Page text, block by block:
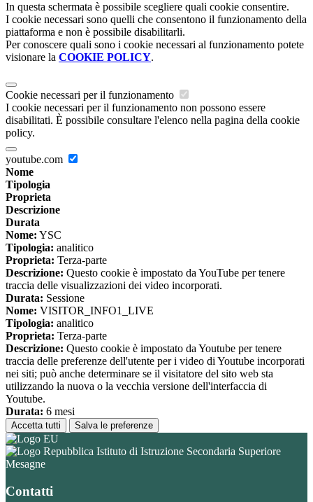
In questa schermata è possibile scegliere quali cookie consentire.
I cookie necessari sono quelli che consentono il funzionamento della
piattaforma e non è possibile disabilitarli.
Per conoscere quali sono i cookie necessari al funzionamento potete
visionare la COOKIE POLICY.
Cookie necessari per il funzionamento
I cookie necessari per il funzionamento non possono essere
disabilitati. È possibile consultare l'elenco nella pagina della cookie
policy.
youtube.com
Nome
Tipologia
Proprieta
Descrizione
Durata
Nome: YSC
Tipologia: analitico
Proprieta: Terza-parte
Descrizione: Questo cookie è impostato da YouTube per tenere
traccia delle visualizzazioni dei video incorporati.
Durata: Sessione
Nome: VISITOR_INFO1_LIVE
Tipologia: analitico
Proprieta: Terza-parte
Descrizione: Questo cookie è impostato da Youtube per tenere
traccia delle preferenze dell'utente per i video di Youtube incorporati
nei siti; può anche determinare se il visitatore del sito web sta
utilizzando la nuova o la vecchia versione dell'interfaccia di
Youtube.
Durata: 6 mesi
Accetta tutti Salva le preferenze
Istituto di Istruzione Secondaria Superiore
Mesagne
Contatti